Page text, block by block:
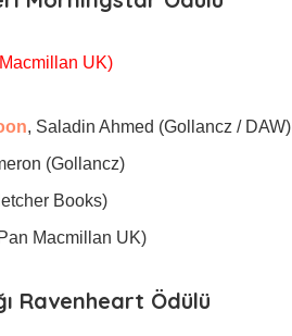
UK)
, Saladin Ahmed (Gollancz / DAW)
(Gollancz)
Books)
Macmillan UK)
Ravenheart Ödülü